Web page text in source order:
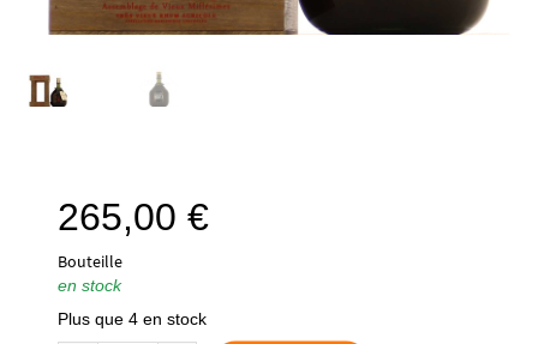
265,00 €
Bouteille
en stock
Plus que 4 en stock